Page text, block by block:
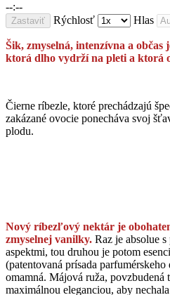
--:--
Zastaviť Rýchlosť Hlas
Šik, zmyselná, intenzívna a občas
ktorá dlho vydrží na pleti a ktorá
Čierne ríbezle, ktoré prechádzajú
zakázané ovocie ponecháva svoj
plodu.
Nový ríbezľový nektár je
zmyselnej vanilky. Raz je absolue
aspektmi, tou druhou je potom
(patentovaná prísada
omamná. Májová ruža, povzbudená
maximálnou eleganciou, aby